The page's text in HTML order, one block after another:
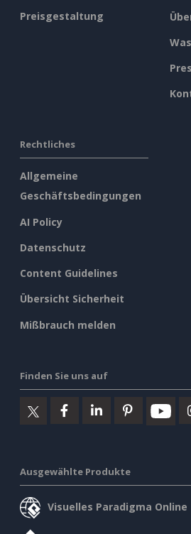
Preisgestaltung
Rechtliches
Allgemeine
Geschäftsbedingungen
AI Policy
Datenschutz
Content Guidelines
Übersicht Sicherheit
Mißbrauch melden
Finden Sie uns auf
Ausgewählte Produkte
Visuelles Paradigma Online